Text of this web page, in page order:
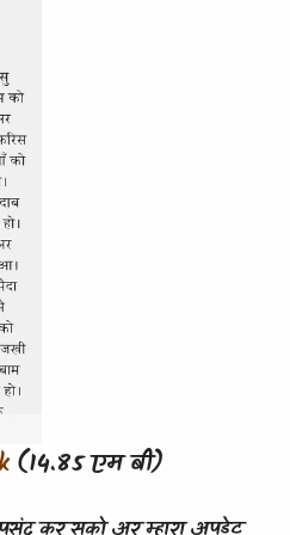
(14.85 एम बी)
कर सको अर म्हारा अपडेट